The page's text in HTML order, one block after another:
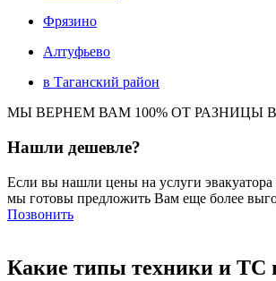
Фрязино
Алтуфьево
в Таганский район
МЫ ВЕРНЕМ ВАМ 100% ОТ РАЗНИЦЫ
Нашли дешевле?
Если вы нашли цены на услуги
мы готовы предложить Вам еще более
Позвонить
Какие типы техники и ТС